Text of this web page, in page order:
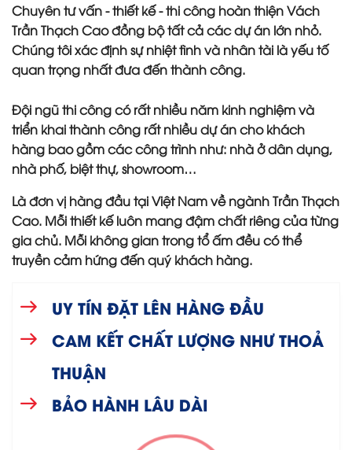
Chuyên tư vấn - thiết kế - thi công hoàn thiện Vách
Trần Thạch Cao đồng bộ tất cả các dự án lớn nhỏ.
Chúng tôi xác định sự nhiệt tình và nhân tài là yếu tố
quan trọng nhất đưa đến thành công.
Đội ngũ thi công có rất nhiều năm kinh nghiệm và
triển khai thành công rất nhiều dự án cho khách
hàng bao gồm các công trình như: nhà ở dân dụng,
nhà phố, biệt thự, showroom…
Là đơn vị hàng đầu tại Việt Nam về ngành Trần Thạch
Cao. Mỗi thiết kế luôn mang đậm chất riêng của từng
gia chủ. Mỗi không gian trong tổ ấm đều có thể
truyền cảm hứng đến quý khách hàng.
UY TÍN ĐẶT LÊN HÀNG ĐẦU
CAM KẾT CHẤT LƯỢNG NHƯ THOẢ
THUẬN
BẢO HÀNH LÂU DÀI